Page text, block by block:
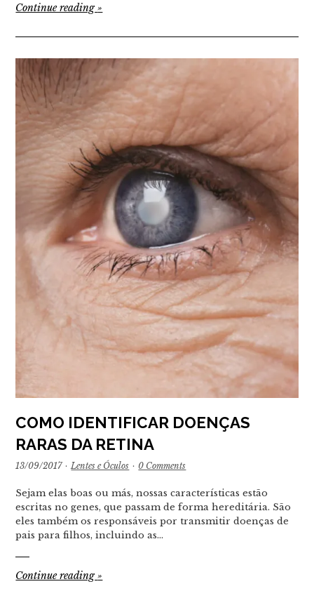
Continue reading»
COMO IDENTIFICAR DOENÇAS
RARAS DA RETINA
13/09/2017 · Lentes e Óculos · 0 Comments
Sejam elas boas ou más, nossas características estão
escritas no genes, que passam de forma hereditária. São
eles também os responsáveis por transmitir doenças de
pais para filhos, incluindo as…
Continue reading»